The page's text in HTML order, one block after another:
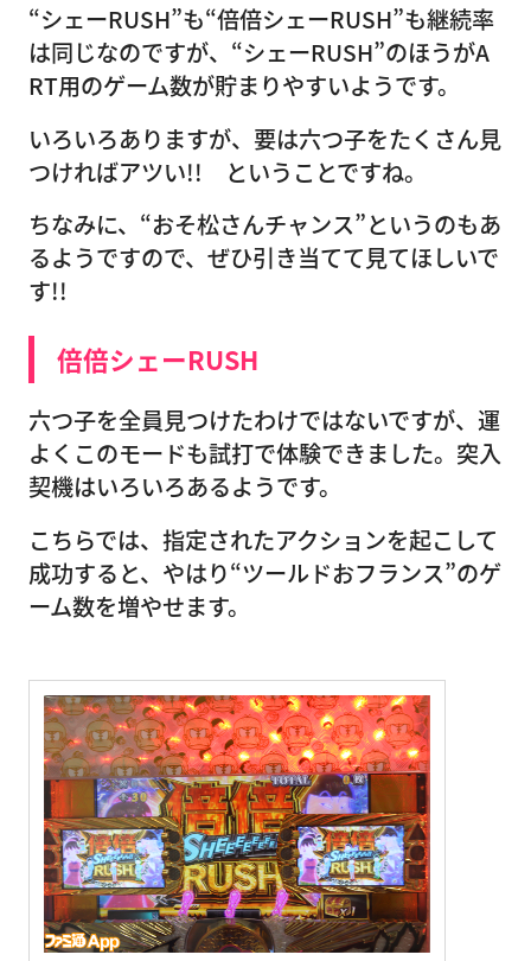
“シェーRUSH”も“倍倍シェーRUSH”も継続率
は同じなのですが、“シェーRUSH”のほうがA
RT用のゲーム数が貯まりやすいようです。
いろいろありますが、要は六つ子をたくさん見
つければアツい!! ということですね。
ちなみに、“おそ松さんチャンス”というのもあ
るようですので、ぜひ引き当てて見てほしいで
す!!
倍倍シェーRUSH
六つ子を全員見つけたわけではないですが、運
よくこのモードも試打で体験できました。突入
契機はいろいろあるようです。
こちらでは、指定されたアクションを起こして
成功すると、やはり“ツールドおフランス”のゲ
ーム数を増やせます。